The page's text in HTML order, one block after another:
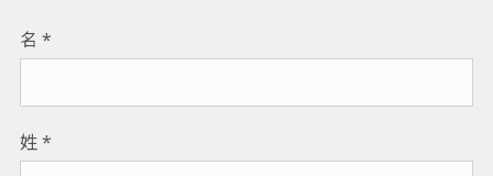
名
姓